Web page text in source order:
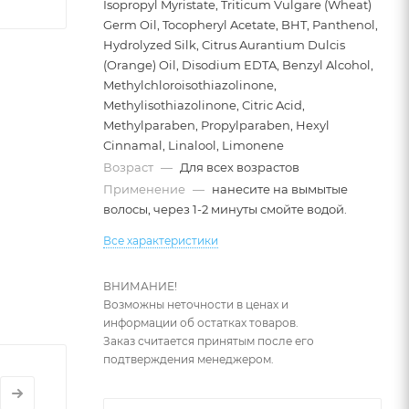
Isopropyl Myristate, Triticum Vulgare (Wheat)
Germ Oil, Tocopheryl Acetate, BHT, Panthenol,
Hydrolyzed Silk, Citrus Aurantium Dulcis
(Orange) Oil, Disodium EDTA, Benzyl Alcohol,
Methylchloroisothiazolinone,
Methylisothiazolinone, Citric Acid,
Methylparaben, Propylparaben, Hexyl
Cinnamal, Linalool, Limonene
Возраст — Для всех возрастов
Применение — нанесите на вымытые
волосы, через 1-2 минуты смойте водой.
Все характеристики
ВНИМАНИЕ!
Возможны неточности в ценах и
информации об остатках товаров.
Заказ считается принятым после его
подтверждения менеджером.